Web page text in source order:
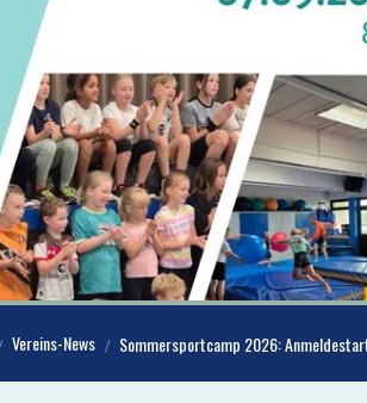
Vereins-News Sommersportcamp 2026: